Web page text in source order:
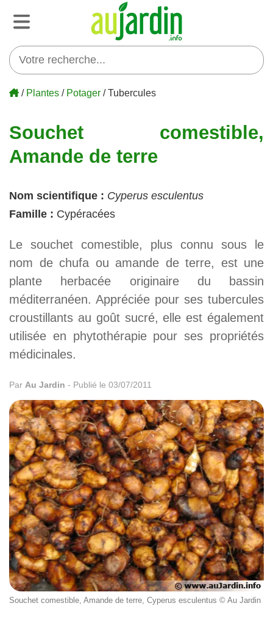
/ Plantes / Potager / Tubercules
Souchet comestible,
Amande de terre
Nom scientifique : Cyperus esculentus
Famille : Cypéracées
Le souchet comestible, plus connu sous le
nom de chufa ou amande de terre, est une
plante herbacée originaire du bassin
méditerranéen. Appréciée pour ses tubercules
croustillants au goût sucré, elle est également
utilisée en phytothérapie pour ses propriétés
médicinales.
Par Au Jardin - Publié le 03/07/2011
Souchet comestible, Amande de terre, Cyperus esculentus © Au Jardin